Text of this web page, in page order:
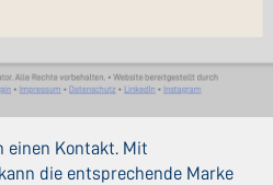
einen Kontakt. Mit
die entsprechende Marke